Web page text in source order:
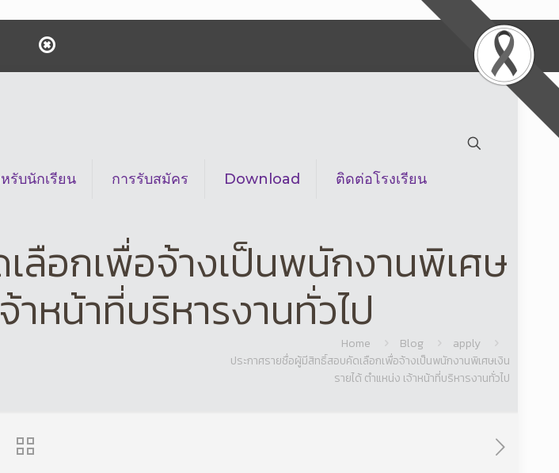
รับนักเรียน การรับสมัคร Download ติดต่อโรงเรียน
ลือกเพื่อจ้างเป็นพนักงานพิเศษ
าหน้าที่บริหารงานทั่วไป
Home Blog
apply
ประกาศรายชื่อผู้มีสิทธิ์สอบคัดเลือกเพื่อจ้างเป็นพนักงานพิเศษเงิน
รายได้ ตำแหน่ง เจ้าหน้าที่บริหารงานทั่วไป